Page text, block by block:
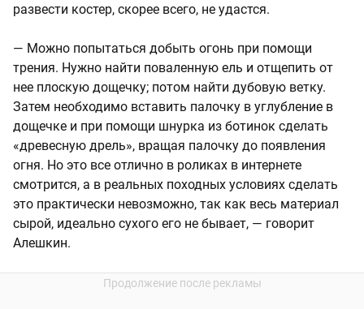
развести костер, скорее всего, не удастся.
— Можно попытаться добыть огонь при помощи
трения. Нужно найти поваленную ель и отщепить от
нее плоскую дощечку; потом найти дубовую ветку.
Затем необходимо вставить палочку в углубление в
дощечке и при помощи шнурка из ботинок сделать
«древесную дрель», вращая палочку до появления
огня. Но это все отлично в роликах в интернете
смотрится, а в реальных походных условиях сделать
это практически невозможно, так как весь материал
сырой, идеально сухого его не бывает, — говорит
Алешкин.